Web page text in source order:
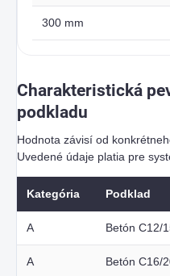
300 mm
Charakteristická
podkladu
Hodnota závisí od
Uvedené údaje platia pre
Kategória Podklad
A Betón C12/
A Betón C16/